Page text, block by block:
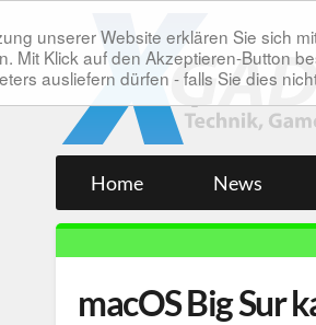
unserer Website erklären Sie sich
Mit Klick auf den Akzeptieren-Button
ausliefern dürfen - falls Sie dies
Home News
macOS Big Sur